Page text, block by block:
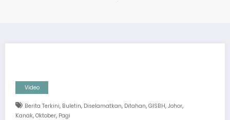
Video
Berita Terkini, Buletin, Diselamatkan, Ditahan, GISBH, Johor,
Kanak, Oktober, Pagi